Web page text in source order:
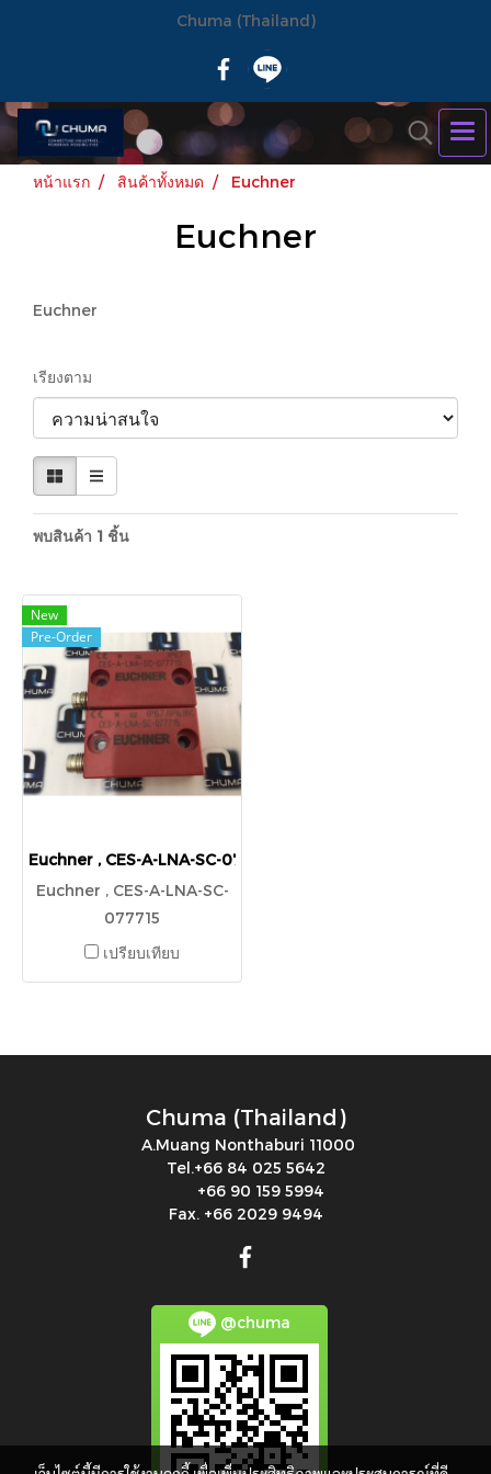
Chuma (Thailand)
หน้าแรก สินค้าทั้งหมด Euchner
Euchner
Euchner
เรียงตาม
พบสินค้า 1 ชิ้น
New
Pre-Order
Euchner , CES-A-LNA-SC-077715
Euchner , CES-A-LNA-SC-
077715
เปรียบเทียบ
Chuma (Thailand)
A.Muang Nonthaburi 11000
Tel.+66 84 025 5642
+66 90 159 5994
Fax. +66 2029 9494
@chuma